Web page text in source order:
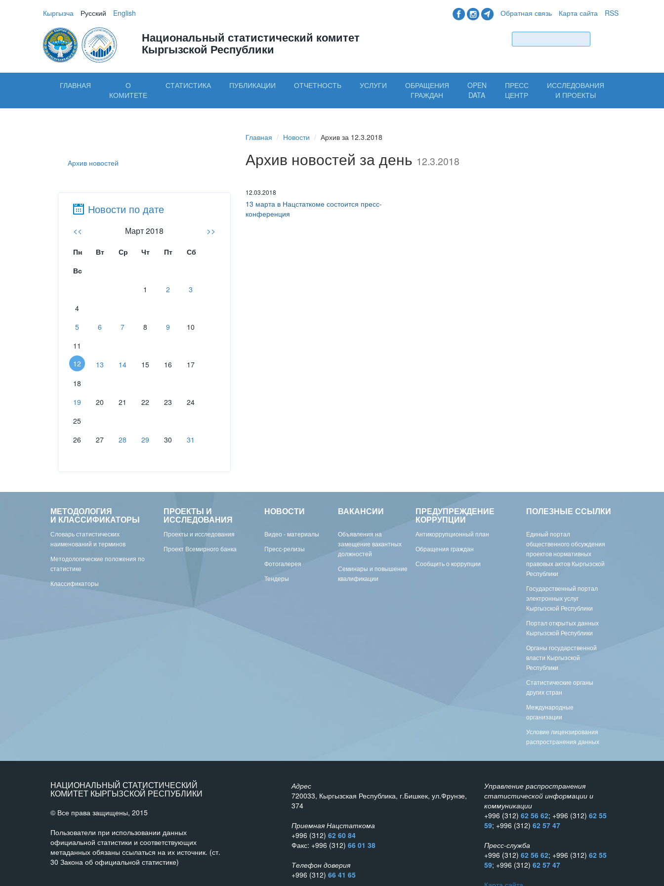
Кыргызча Русский English Обратная связь Карта сайта RSS
Национальный статистический комитет
Кыргызской Республики
ГЛАВНАЯ
О
КОМИТЕТЕ
СТАТИСТИКА ПУБЛИКАЦИИ ОТЧЕТНОСТЬ УСЛУГИ
ОБРАЩЕНИЯ
ГРАЖДАН
OPEN
DATA
ПРЕСС
ЦЕНТР
ИССЛЕДОВАНИЯ
И ПРОЕКТЫ
Архив новостей
Новости по дате
<< Март 2018 >>
Пн Вт Ср Чт Пт
Сб
Вс
1
2
3
4
5
6 7 8 9
10
11
12
13 14 15 16
17
18
19
20 21 22 23
24
25
26
27 28 29 30 31
Главная Новости Архив за 12.3.2018
Архив новостей за день 12.3.2018
12.03.2018
13 марта в Нацстаткоме состоится пресс-
конференция
МЕТОДОЛОГИЯ
И КЛАССИФИКАТОРЫ
Словарь статистических
наименований и терминов
Методологические положения по
статистике
Классификаторы
ПРОЕКТЫ И
ИССЛЕДОВАНИЯ
Проекты и исследования
Проект Всемирного банка
НОВОСТИ
Видео - материалы
Пресс-релизы
Фотогалерея
Тендеры
ВАКАНСИИ
Объявления на
замещение вакантных
должностей
Семинары и повышение
квалификации
ПРЕДУПРЕЖДЕНИЕ
КОРРУПЦИИ
Антикоррупционный план
Обращения граждан
Сообщить о коррупции
ПОЛЕЗНЫЕ ССЫЛКИ
Единый портал
общественного обсуждения
проектов нормативных
правовых актов Кыргызской
Республики
Государственный портал
электронных услуг
Кыргызской Республики
Портал открытых данных
Кыргызской Республики
Органы государственной
власти Кыргызской
Республики
Статистические органы
других стран
Международные
организации
Условие лицензирования
распространения данных
НАЦИОНАЛЬНЫЙ СТАТИСТИЧЕСКИЙ
КОМИТЕТ КЫРГЫЗСКОЙ РЕСПУБЛИКИ
© Все права защищены, 2015
Пользователи при использовании данных
официальной статистики и соответствующих
метаданных обязаны ссылаться на их источник. (ст.
30 Закона об официальной статистике)
Адрес
720033, Кыргызская Республика, г.Бишкек, ул.Фрунзе,
374
Приемная Нацстаткома
+996 (312) 62 60 84
Факс: +996 (312) 66 01 38
Телефон доверия
+996 (312) 66 41 65
Управление распространения
статистической информации и
коммуникации
+996 (312) 62 56 62; +996 (312) 62 55
59; +996 (312) 62 57 47
Пресс-служба
+996 (312) 62 56 62; +996 (312) 62 55
59; +996 (312) 62 57 47